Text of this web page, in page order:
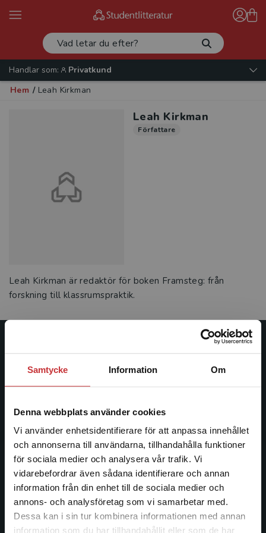
Samtycke Information Om
Denna webbplats använder cookies
Vi använder enhetsidentifierare för att anpassa innehållet
och annonserna till användarna, tillhandahålla funktioner
för sociala medier och analysera vår trafik. Vi
vidarebefordrar även sådana identifierare och annan
information från din enhet till de sociala medier och
annons- och analysföretag som vi samarbetar med.
Dessa kan i sin tur kombinera informationen med annan
information som du har tillhandahållit eller som de har
Begränsad fraktregion
Handlar som:
Privatkund
Hem / Leah Kirkman
Leah Kirkman
Författare
Leah Kirkman är redaktör för boken Framsteg: från
forskning till klassrumspraktik.
Studentlitteratur
Studentlitteratur grundades 1963 och är idag Sveriges
facklitteratur, utbildningar och digitala
informationstjänster i utbudet, finns Studentlitteratur med
längs hela kunskapsresan.
Kontakta oss
Kontakta oss
046-31 20 00